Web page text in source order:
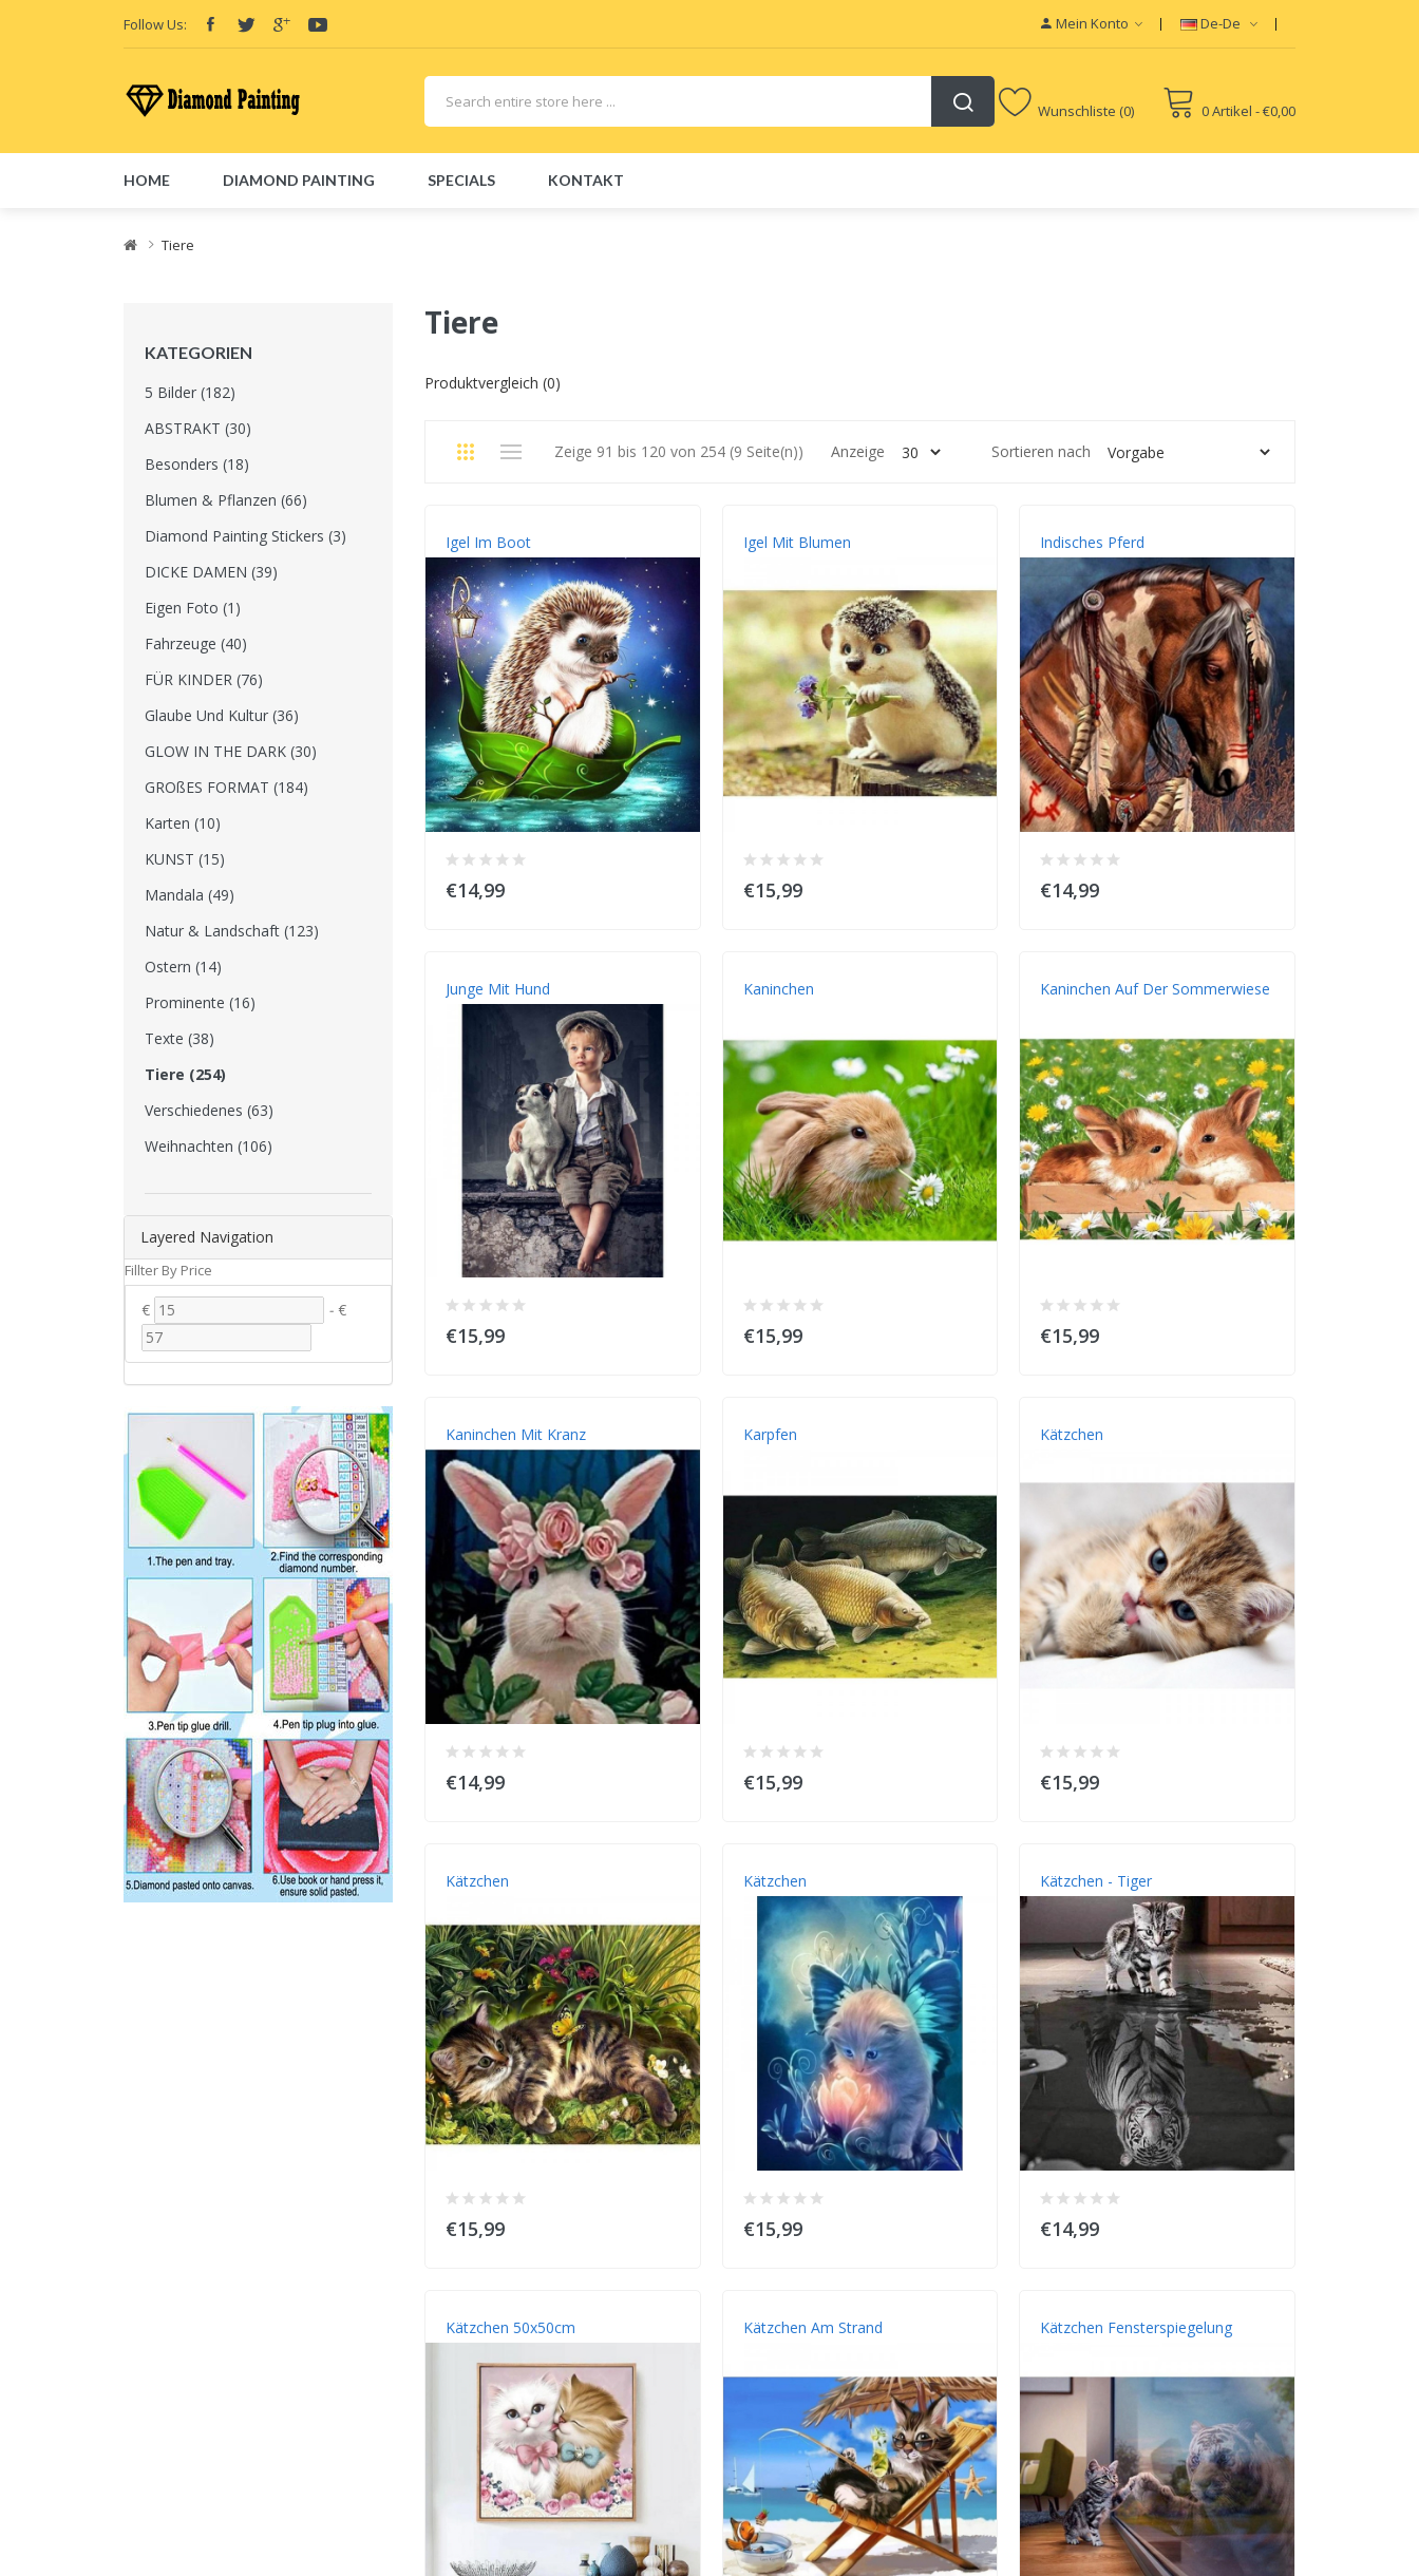
Follow Us: Mein Konto De-De
Wunschliste (0) 0 Artikel - €0,00
HOME DIAMOND PAINTING SPECIALS KONTAKT
Tiere
Layered Navigation
Fillter By Price
€ - €
KATEGORIEN
5 Bilder (182)
ABSTRAKT (30)
Besonders (18)
Blumen & Pflanzen (66)
Diamond Painting Stickers (3)
DICKE DAMEN (39)
Eigen Foto (1)
Fahrzeuge (40)
FÜR KINDER (76)
Glaube Und Kultur (36)
GLOW IN THE DARK (30)
GROßES FORMAT (184)
Karten (10)
KUNST (15)
Mandala (49)
Natur & Landschaft (123)
Ostern (14)
Prominente (16)
Texte (38)
Tiere (254)
Verschiedenes (63)
Weihnachten (106)
Tiere
Produktvergleich (0)
Zeige 91 bis 120 von 254 (9 Seite(n)) Sortieren nach
Anzeige
Igel Im Boot
€14,99
Igel Mit Blumen
€15,99
Indisches Pferd
€14,99
Junge Mit Hund
€15,99
Kaninchen
€15,99
Kaninchen Auf Der Sommerwiese
€15,99
Kaninchen Mit Kranz
€14,99
Karpfen
€15,99
Kätzchen
€15,99
Kätzchen
€15,99
Kätzchen
€15,99
Kätzchen - Tiger
€14,99
Kätzchen 50x50cm Kätzchen Am Strand Kätzchen Fensterspiegelung